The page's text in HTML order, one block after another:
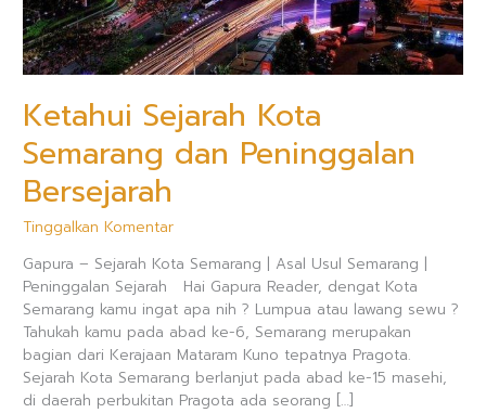
Ketahui Sejarah Kota
Semarang dan Peninggalan
Bersejarah
Tinggalkan Komentar
Gapura – Sejarah Kota Semarang | Asal Usul Semarang |
Peninggalan Sejarah Hai Gapura Reader, dengat Kota
Semarang kamu ingat apa nih ? Lumpua atau lawang sewu ?
Tahukah kamu pada abad ke-6, Semarang merupakan
bagian dari Kerajaan Mataram Kuno tepatnya Pragota.
Sejarah Kota Semarang berlanjut pada abad ke-15 masehi,
di daerah perbukitan Pragota ada seorang […]